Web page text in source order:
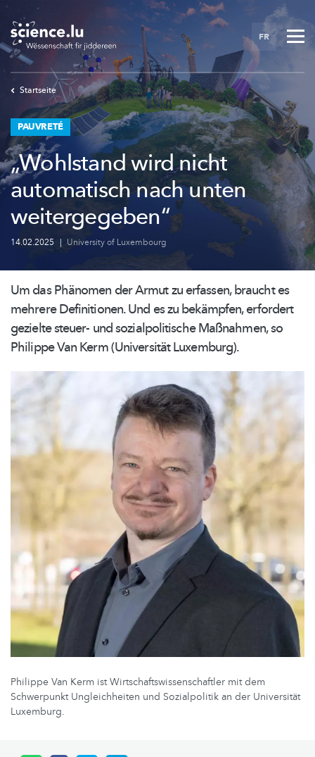
Skip
main
content
FR
Startseite
PAUVRETÉ
„Wohlstand wird nicht
automatisch nach unten
weitergegeben“
14.02.2025 | University of Luxembourg
Um das Phänomen der Armut zu erfassen, braucht es
mehrere Definitionen. Und es zu bekämpfen, erfordert
gezielte steuer- undsozialpolitischeMaßnahmen, so
Philippe Van Kerm (Universität Luxemburg).
Philippe Van Kerm ist Wirtschaftswissenschaftler mit dem
Schwerpunkt Ungleichheiten und Sozialpolitik an der Universität
Luxemburg.